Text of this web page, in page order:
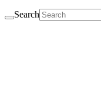
Search